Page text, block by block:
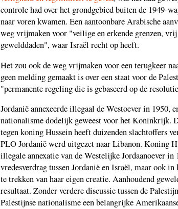
controle had over het grondgebied buiten de 1949-
naar voren kwamen. Een aantoonbare Arabische
weg vrijmaken voor "veilige en erkende grenzen,
gewelddaden", waar Israël recht op heeft.
Het zou ook de weg vrijmaken voor een terugkeer
geen melding gemaakt is over een staat voor de
"permanente regeling die is gebaseerd op de
Jordanië annexeerde illegaal de Westoever in 1950,
nationalisme dodelijk geweest voor het Koninkrijk.
tegen koning Hussein heeft duizenden slachtoffers
PLO Jordanië werd uitgezet naar Libanon. Koning
illegale annexatie van de Westelijke Jordaanoever
vredesverdrag tussen Jordanië en Israël, maar ook
te trekken van haar eigen creatie. Aanhoudend
resultaat. Zonder verdere discussie tussen de
Palestijnse nationalisme een belangrijke